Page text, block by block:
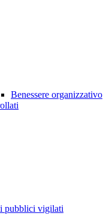
Benessere organizzativo
pubblici vigilati